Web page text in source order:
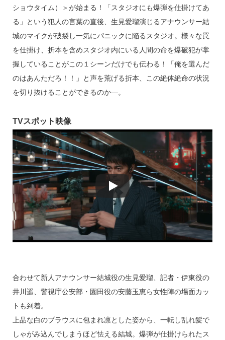
ショウタイム）＞が始まる！「スタジオにも爆弾を仕掛けてあ
る」という犯人の言葉の直後、生見愛瑠演じるアナウンサー結
城のマイクが破裂し一気にパニックに陥るスタジオ。様々な罠
を仕掛け、折本を含めスタジオ内にいる人間の命を爆破犯が掌
握していることがこの１シーンだけでも伝わる！「俺を選んだ
のはあんただろ！！」と声を荒げる折本、この絶体絶命の状況
を切り抜けることができるのか―。
TVスポット映像
合わせて新人アナウンサー結城役の生見愛瑠、記者・伊東役の
井川遥、警視庁公安部・園田役の安藤玉恵ら女性陣の場面カッ
トも到着。
上品な白のブラウスに包まれ凛とした姿から、一転し乱れ髪で
しゃがみ込んでしまうほど怯える結城。爆弾が仕掛けられたス